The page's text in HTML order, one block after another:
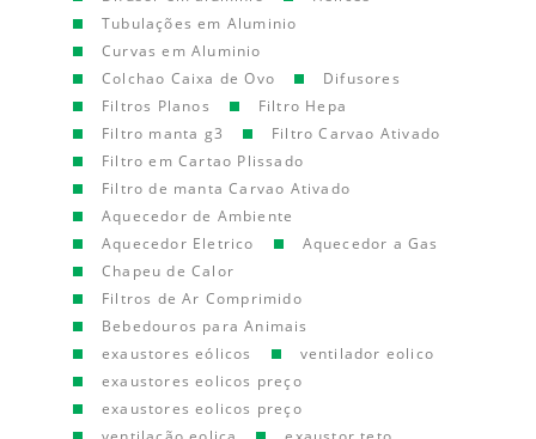
Tubulações em Aluminio
Curvas em Aluminio
Colchao Caixa de Ovo
Difusores
Filtros Planos
Filtro Hepa
Filtro manta g3
Filtro Carvao Ativado
Filtro em Cartao Plissado
Filtro de manta Carvao Ativado
Aquecedor de Ambiente
Aquecedor Eletrico
Aquecedor a Gas
Chapeu de Calor
Filtros de Ar Comprimido
Bebedouros para Animais
exaustores eólicos
ventilador eolico
exaustores eolicos preço
exaustores eolicos preço